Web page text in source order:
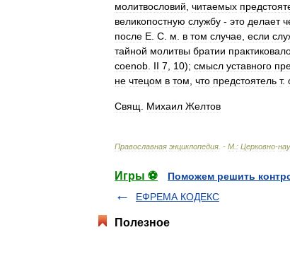
молитвословий читаемых
великопостную службу - это делает
после Е С м в том случае если
тайной молитвы братии
coenob II 7 10); смысл уставного
не чтецом в том что предстоятель т.
Свящ Михаил Желтов
Православная энциклопедия . - М : Церковно-
Игры ⚽
Поможем решить
ЕФРЕМА КОДЕКС
Полезное